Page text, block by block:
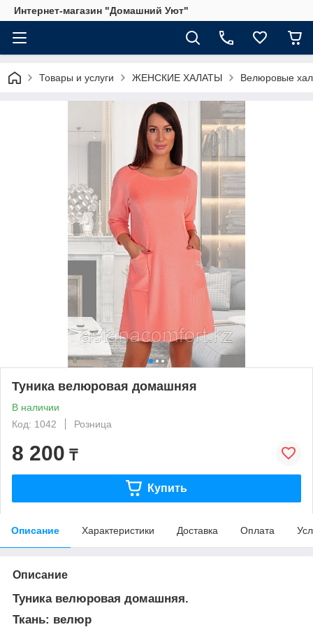
Интернет-магазин "Домашний Уют"
Товары и услуги ЖЕНСКИЕ ХАЛАТЫ Велюровые
Туника велюровая домашняя
В наличии
Код: 1042
Розница
8 200 ₸
Купить
Описание Характеристики Доставка Оплата
Описание
Туника велюровая домашняя.
Ткань: велюр